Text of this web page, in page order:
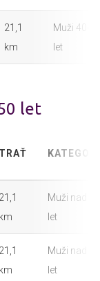
21,1
km
Muži 40-49
let
let
TRAŤ
21,1
km
Muži nad 50
let
21,1
km
Muži nad 50
let